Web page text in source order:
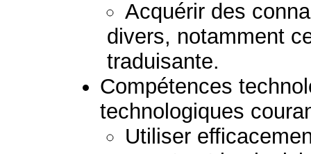
Acquérir des
divers, notamment
traduisante.
Compétences
technologiques
Utiliser